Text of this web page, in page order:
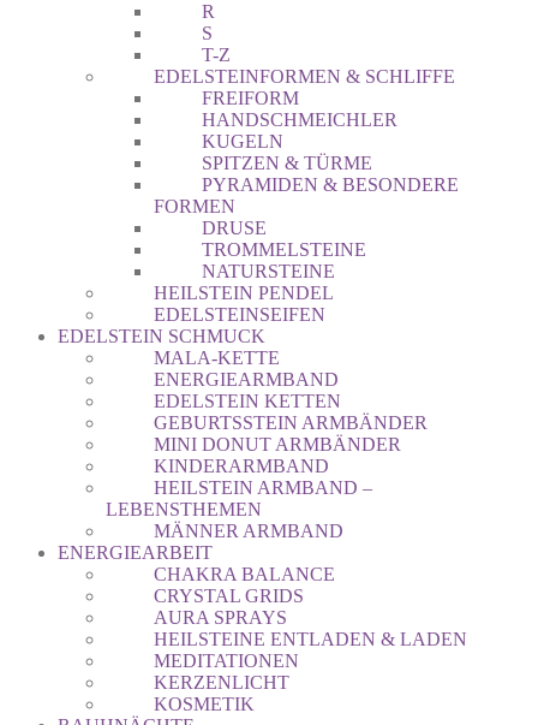
R
S
T-Z
EDELSTEINFORMEN & SCHLIFFE
FREIFORM
HANDSCHMEICHLER
KUGELN
SPITZEN & TÜRME
PYRAMIDEN & BESONDERE
FORMEN
DRUSE
TROMMELSTEINE
NATURSTEINE
HEILSTEIN PENDEL
EDELSTEINSEIFEN
EDELSTEIN SCHMUCK
MALA-KETTE
ENERGIEARMBAND
EDELSTEIN KETTEN
GEBURTSSTEIN ARMBÄNDER
MINI DONUT ARMBÄNDER
KINDERARMBAND
HEILSTEIN ARMBAND –
LEBENSTHEMEN
MÄNNER ARMBAND
ENERGIEARBEIT
CHAKRA BALANCE
CRYSTAL GRIDS
AURA SPRAYS
HEILSTEINE ENTLADEN & LADEN
MEDITATIONEN
KERZENLICHT
KOSMETIK